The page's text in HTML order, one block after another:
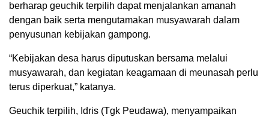
berharap geuchik terpilih dapat menjalankan amanah
dengan baik serta mengutamakan musyawarah dalam
penyusunan kebijakan gampong.
“Kebijakan desa harus diputuskan bersama melalui
musyawarah, dan kegiatan keagamaan di meunasah perlu
terus diperkuat,” katanya.
Geuchik terpilih, Idris (Tgk Peudawa), menyampaikan